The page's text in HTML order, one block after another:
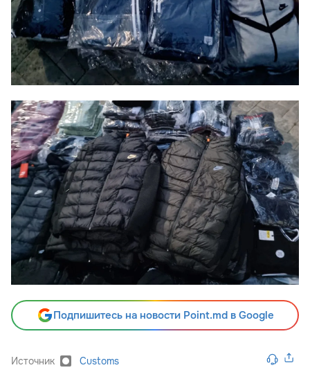
Подпишитесь на новости Point.md в Google
Источник Customs